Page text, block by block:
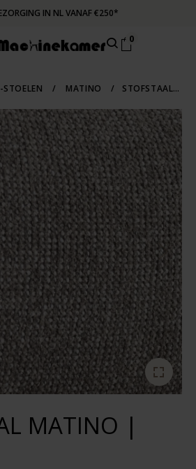
IN NL VANAF €250*
0
/ MATINO / STOFSTAAL MATINO | LATTE
MATINO |